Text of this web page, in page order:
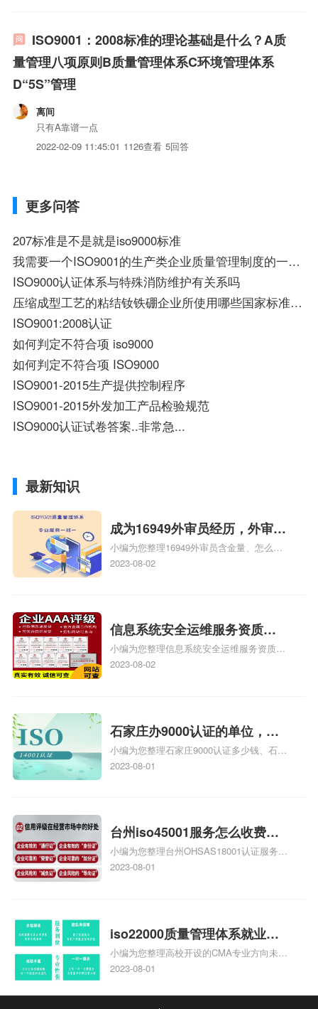
ISO9001：2008标准的理论基础是什么？A质
量管理八项原则B质量管理体系C环境管理体系
D“5S”管理
离间
只有A靠谱一点
2022-02-09 11:45:01 1126查看 5回答
更多问答
207标准是不是就是iso9000标准
我需要一个ISO9001的生产类企业质量管理制度的一个文件
ISO9000认证体系与特殊消防维护有关系吗
压缩成型工艺的粘结钕铁硼企业所使用哪些国家标准（ISO9001体系认证时需提交的资料）
ISO9001:2008认证
如何判定不符合项 iso9000
如何判定不符合项 ISO9000
ISO9001-2015生产提供控制程序
ISO9001-2015外发加工产品检验规范
ISO9000认证试卷答案..非常急...
最新知识
成为16949外审员经历，外审员
16949
小编为您整理16949外审员含金量、怎么才
能成为注册的TS16949:2009的外审员、我
2023-08-02
信息系统安全运维服务资质二
级费用，信息系统安全运维服
务资质二级
小编为您整理信息系统安全运维服务资质认
证证书机构有哪些、安全运维服务资质的费
体系认证知识，详情可查看下方正文！
2023-08-02
石家庄办9000认证的单位，石
家庄9000认证的公司
小编为您整理石家庄9000认证多少钱、石家
庄9000认证价格多少钱、石家庄9000认证
2023-08-01
台州iso45001服务怎么收费，
台州iso45001认证服务怎么收
费
小编为您整理台州OHSAS18001认证服务中
心哪家收费便宜、台州ISO9000认证，哪个
标准是什么相关iso体系认证知识，详情可
查看下方正文！
2023-08-01
iso22000质量管理体系就业方
向，质量管理与认证就业方向
小编为您整理高校开设的CMA专业方向未来
就业前景及就业方向如何、cma就业方向有
和cma未来就业方向、大学生考完cma，就
2023-08-01